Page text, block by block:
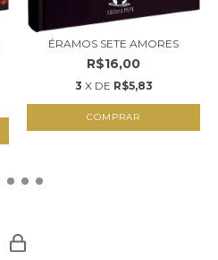
ÉRAMOS SETE AMORES
R$16,00
3 X DE R$5,83
COMPRAR